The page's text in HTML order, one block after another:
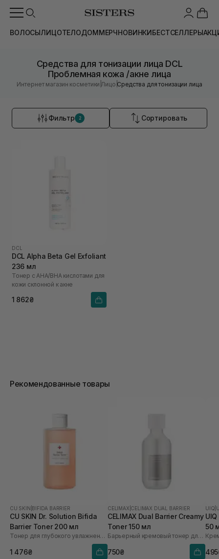
ВОЛОСЫЛИЦОТЕЛОДОММЕРЧНОВИНКИБЕСТСЕЛЛЕРЫ
Средства для тонизации лица DCL
Проблемная кожа /акне лица
Интернет магазин косметики |Лицо |Средства для тонизации лица
Фильтр 2 Сортировать
DCL
DCL Alpha Beta Gel Exfoliant
236 мл
Тонер с АНА/ВНА кислотами для
кожи склонной к акне
1 862₴
Рекомендованные товары
CU SKIN BIFIDA BARRIER
CU SKIN Dr. Solution Bifida
Barrier Toner 200 мл
Тонер для глубокого увлажнения с лизатом бифидобактерий 85%
1 476₴
CELIMAX CELIMAX DUAL BARRIER
CELIMAX Dual Barrier Creamy
Toner 150 мл
Барьерный кремовый тонер для лица
750₴
UIQ
50